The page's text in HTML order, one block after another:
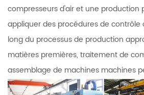
compresseurs d'air et une production
appliquer des procédures de
long du processus de production
matières premières, traitement de
assemblage de machines machines